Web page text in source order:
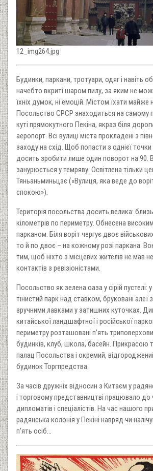
12_img264.jpg
Будинки, паркани, тротуари, одяг і навіть
начебто вкриті шаром пилу, за яким не
їхніх думок, ні емоцій. Містом їхати
Посольство СРСР знаходиться на самому
куті прямокутного Пекіна, якраз біля
аеропорт. Всі вулиці міста прокладені з
заходу на схід. Щоб попасти з однієї точки
досить зробити лише один поворот на 90.
занурюється у темряву. Освітлена тільки
Тяньаньминьцзє («Вулиця, яка веде до
спокою»).
Територія посольства досить велика:
кілометрів по периметру. Обнесена
парканом. Біля воріт чергує двоє
то й по двоє – на кожному розі паркана.
тим, щоб ніхто з місцевих жителів не мав
контактів з ревізіоністами.
Посольство як зелена оаза у сірій пустелі:
тінистий парк над ставком, бруковані алеї
зручними лавками у затишних куточках.
китайської ландшафтної і російської
периметру розташовані п’ять
будинків, клуб, школа, басейн. Прикрасою
палац Посольства і окремий,
будинок Торгпредства.
За часів дружніх відносин з Китаєм у
і торговому представництві працювало до
дипломатів і спеціалістів. На час нашого
радянська колонія у Пекіні навряд чи
п’ять осіб...